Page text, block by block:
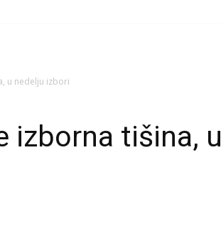
u nedelju izbori
izborna tišina, u